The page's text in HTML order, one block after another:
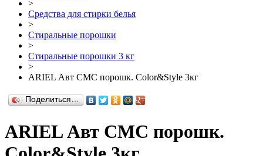
>
Средства для стирки белья
>
Стиральные порошки
>
Стиральные порошки 3 кг
>
ARIEL Авт СМС порошк. Color&Style 3кг
Поделиться…
ARIEL Авт СМС порошк.